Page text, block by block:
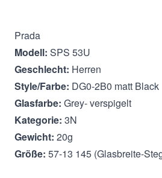
Prada
Modell: SPS 53U
Geschlecht: Herren
Style/Farbe: DG0-2B0 matt Black
Glasfarbe: Grey- verspigelt
Kategorie: 3N
Gewicht: 20g
Größe: 57-13 145 (Glasbreite-